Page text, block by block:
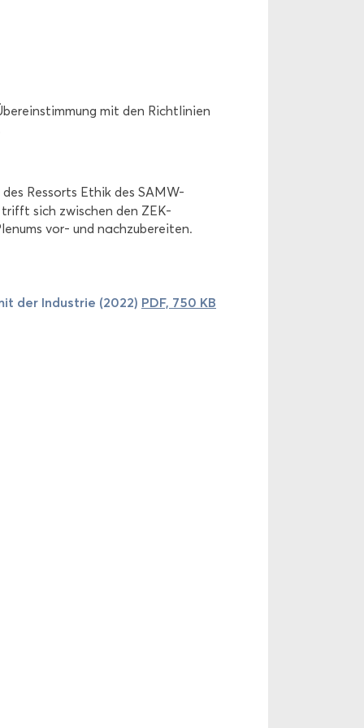
mit den Richt­li­ni­en
Res­sorts Ethik des SAMW-​
sich zwi­schen den ZEK-​
vor- und nach­zu­be­rei­ten.
der In­dus­trie (2022) PDF, 750 KB